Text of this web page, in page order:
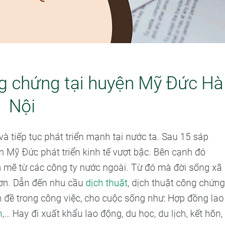
chứng tại huyện Mỹ Đức Hà
Nội
tiếp tục phát triển mạnh tại nước ta. Sau 15 sáp
Mỹ Đức phát triển kinh tế vượt bậc. Bên cạnh đó
từ các công ty nước ngoài. Từ đó mà đời sống xã
Dẫn đến nhu cầu dịch thuật, dịch thuật công chứng
trong công việc, cho cuộc sống như: Hợp đồng lao
,… Hay đi xuất khẩu lao động, du học, du lịch, kết hôn,